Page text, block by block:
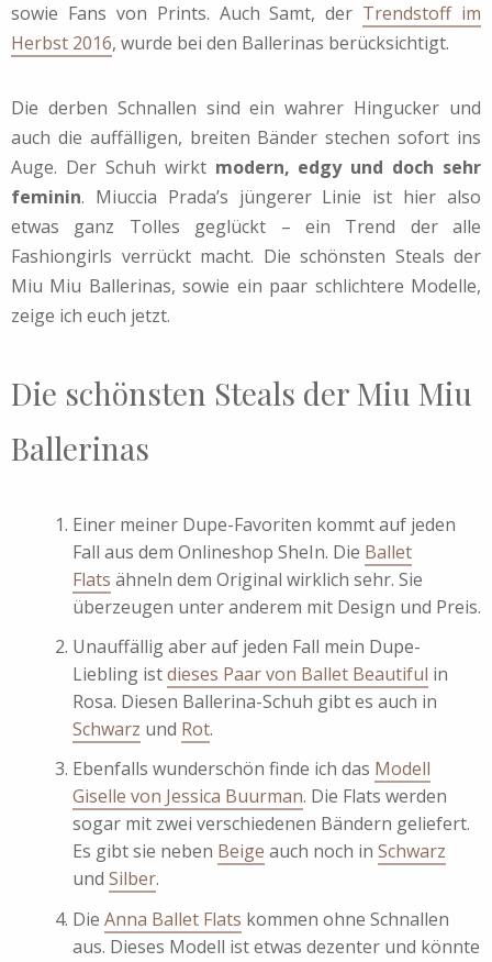
sowie Fans von Prints. Auch Samt, der Trendstoff im
Herbst 2016, wurde bei den Ballerinas berücksichtigt.
Die derben Schnallen sind ein wahrer Hingucker und
auch die auffälligen, breiten Bänder stechen sofort ins
Auge. Der Schuh wirkt modern, edgy und doch sehr
feminin. Miuccia Prada’s jüngerer Linie ist hier also
etwas ganz Tolles geglückt – ein Trend der alle
Fashiongirls verrückt macht. Die schönsten Steals der
Miu Miu Ballerinas, sowie ein paar schlichtere Modelle,
zeige ich euch jetzt.
Die schönsten Steals der Miu Miu
Ballerinas
Einer meiner Dupe-Favoriten kommt auf jeden
Fall aus dem Onlineshop SheIn. Die Ballet
Flats ähneln dem Original wirklich sehr. Sie
überzeugen unter anderem mit Design und Preis.
Unauffällig aber auf jeden Fall mein Dupe-
Liebling istdieses Paar von Ballet Beautiful in
Rosa. Diesen Ballerina-Schuh gibt es auch in
Schwarz und Rot.
Ebenfalls wunderschön finde ich das Modell
Giselle von Jessica Buurman. Die Flats werden
sogar mit zwei verschiedenen Bändern geliefert.
Es gibt sie neben Beige auch noch in Schwarz
und Silber.
Die Anna Ballet Flats kommen ohne Schnallen
aus. Dieses Modell ist etwas dezenter und könnte